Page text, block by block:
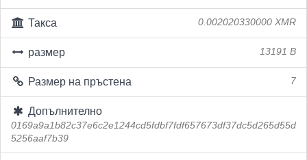
Такса 0.002020330000 XMR
размер 13191 B
Размер на пръстена 7
Допълнително
0169a9a1b82c37e6c2e1244cd5fdbf7fdf657673df37dc5d265d55d
5256aaf7b39